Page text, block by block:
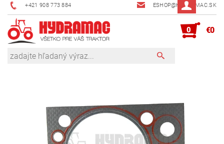
+421 908 773 884 ESHOP@HYDRAMAC.SK
0 €0